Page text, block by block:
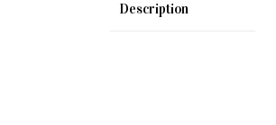
Description